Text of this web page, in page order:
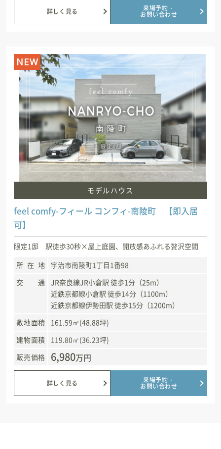
詳しく見る 来場予約・
お問い合わせ
NEW
モデルハウス
feel comfy-フィール コンフィ-南陵町 【即入居
可】
限定1邸 駅徒歩30秒×屋上庭園、開放感あふれる贅沢空間
所在地
宇治市南陵町1丁目1番98
交通
JR奈良線JR小倉駅 徒歩1分（25m）
近鉄京都線小倉駅 徒歩14分（1100m）
近鉄京都線伊勢田駅 徒歩15分（1200m）
敷地面積
161.59㎡(48.88坪)
建物面積
119.80㎡(36.23坪)
販売価格
6,980万円
詳しく見る 来場予約・
お問い合わせ